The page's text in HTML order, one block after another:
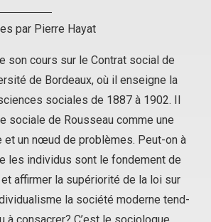
par Pierre Hayat
son cours sur le Contrat social de
de Bordeaux, où il enseigne la
sociales de 1887 à 1902. Il
sociale de Rousseau comme une
et un nœud de problèmes. Peut-on à
les individus sont le fondement de
affirmer la supériorité de la loi sur
la société moderne tend-